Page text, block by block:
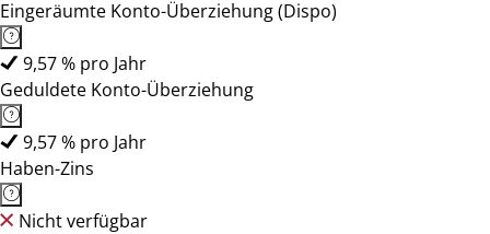
Eingeräumte Konto-Überziehung (Dispo)
9,57 % pro Jahr
Geduldete Konto-Überziehung
9,57 % pro Jahr
Haben-Zins
Nicht verfügbar